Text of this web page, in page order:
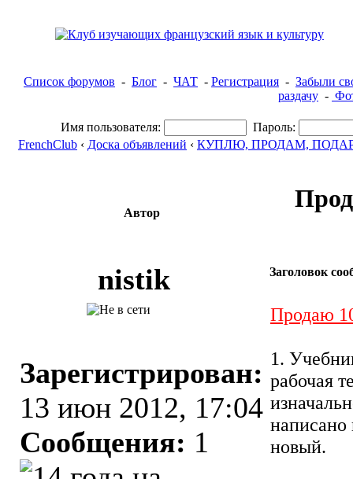
Список форумов - Блог - ЧАТ - Регистрация - Забыли
раздачу -
Имя пользователя:
Пароль:
FrenchClub ‹ Доска объявлений ‹ КУПЛЮ, ПРОДАМ,
Автор
nistik Заголовок
Зарегистрирован:
13 июн 2012, 17:04
Сообщения: 1
Продаю
1.
рабочая
написано
новый.